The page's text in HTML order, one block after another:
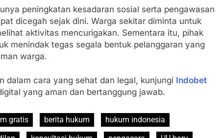
peningkatan kesadaran sosial serta pengawasan
dicegah sejak dini. Warga sekitar diminta untuk
aktivitas mencurigakan. Sementara itu, pihak
menindak tegas segala bentuk pelanggaran yang
warga.
dalam cara yang sehat dan legal, kunjungi Indobet
yang aman dan bertanggung jawab.
gratis berita hukum
hukum indonesia